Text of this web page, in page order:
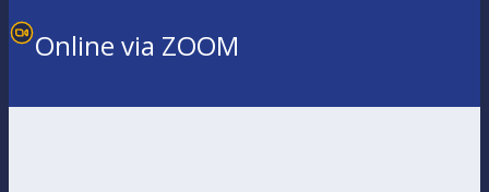
Online via ZOOM